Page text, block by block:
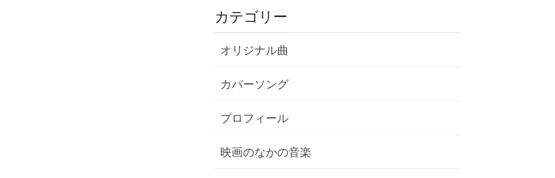
カテゴリー
オリジナル曲
カバーソング
プロフィール
映画のなかの音楽